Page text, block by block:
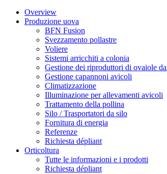
Overview
Produzione uova
BFN Fusion
Svezzamento pollastre
Voliere
Sistemi arricchiti a colonia
Gestione dei riproduttori di ovaiole
Gestione capannoni avicoli
Climatizzazione
Illuminazione per allevamenti avicoli
Trattamento della pollina
Silo / Trasportatori da silo
Fornitura di energia
Referenze
Richiesta dépliant
Orticoltura
Tutte le informazioni e i prodotti
Richiesta dépliant